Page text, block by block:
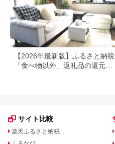
【2026年最新版】ふるさと納税
「食べ物以外」返礼品の還元率
サイト比較
楽天ふるさと納税